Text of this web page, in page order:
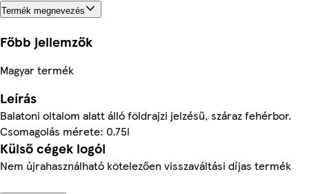
Termék megnevezés
Főbb jellemzők
Magyar termék
Leírás
Balatoni oltalom alatt álló földrajzi jelzésű, száraz fehérbor.
Csomagolás mérete: 0.75l
Külső cégek logói
Nem újrahasználható kötelezően visszaváltási díjas termék